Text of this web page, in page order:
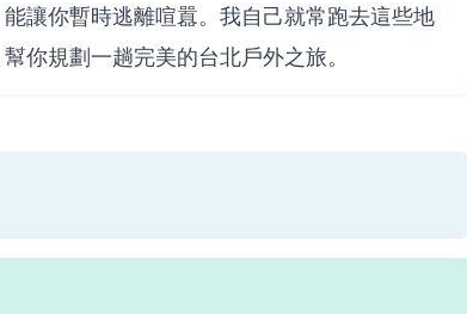
讓你暫時逃離喧囂。我自己就常跑去這些地
你規劃一趟完美的台北戶外之旅。